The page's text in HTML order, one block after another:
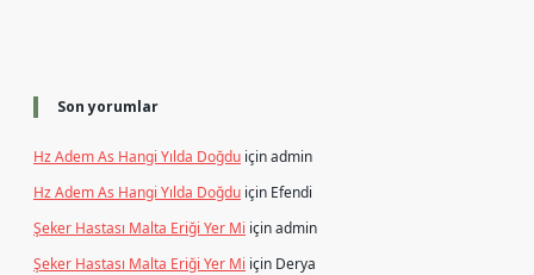
Son yorumlar
Hz Adem As Hangi Yılda Doğdu içinadmin
Hz Adem As Hangi Yılda Doğdu için Efendi
Şeker Hastası Malta Eriği Yer Mi içinadmin
Şeker Hastası Malta Eriği Yer Mi için Derya